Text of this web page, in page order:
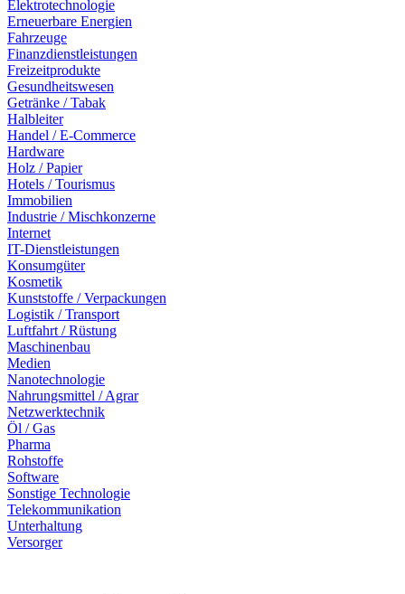
Elektrotechnologie
Erneuerbare Energien
Fahrzeuge
Finanzdienstleistungen
Freizeitprodukte
Gesundheitswesen
Getränke / Tabak
Halbleiter
Handel / E-Commerce
Hardware
Holz / Papier
Hotels / Tourismus
Immobilien
Industrie / Mischkonzerne
Internet
IT-Dienstleistungen
Konsumgüter
Kosmetik
Kunststoffe / Verpackungen
Logistik / Transport
Luftfahrt / Rüstung
Maschinenbau
Medien
Nanotechnologie
Nahrungsmittel / Agrar
Netzwerktechnik
Öl / Gas
Pharma
Rohstoffe
Software
Sonstige Technologie
Telekommunikation
Unterhaltung
Versorger